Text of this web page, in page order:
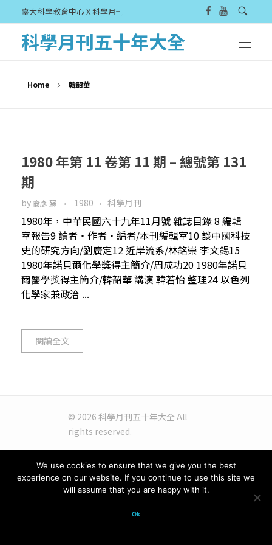
臺大科學教育中心 X 科學月刊
科學月刊五十年大全
Home 韓韶華
1980 年第 11 卷第 11 期 – 總號第 131
期
by 裔彥 蘇 1980 科學月刊
1980年，中華民國六十九年11月號 雜誌目錄 8 編輯
室報告9 讀者‧作者‧編者/本刊編輯室10 談中國科技
史的研究方向/劉廣定12 近岸流系/林銘崇 李文錫15
1980年諾貝爾化學獎得主簡介/周成功20 1980年諾貝
爾醫學獎得主簡介/韓韶華 講演 韓若怡 整理24 以色列
化學家兼政治 ...
閱讀全文
© 2026 科學月刊五十年大全 All
rights reserved.
We use cookies to ensure that we give you the best
experience on our website. If you continue to use this site we
will assume that you are happy with it.
Ok